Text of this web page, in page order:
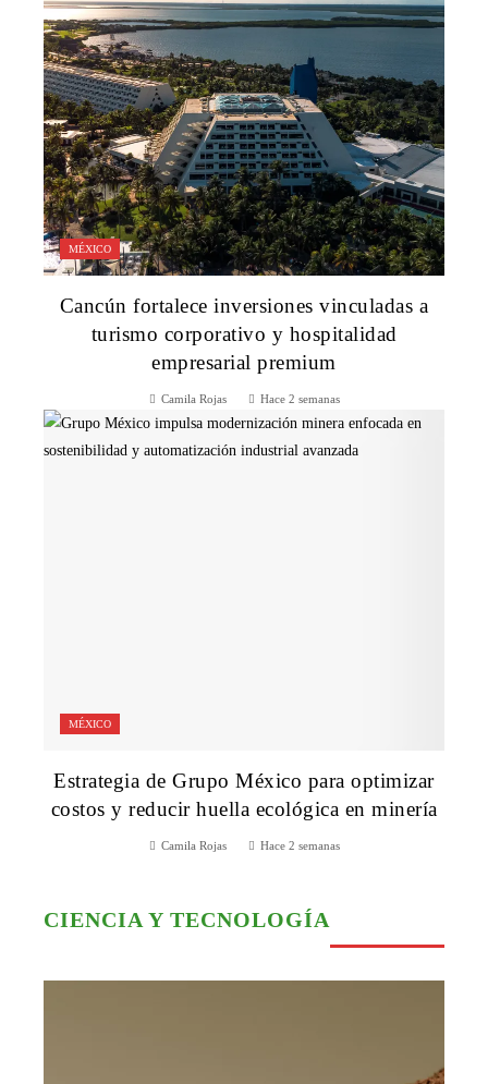
MÉXICO
Cancún fortalece inversiones vinculadas a
turismo corporativo y hospitalidad
empresarial premium
Camila Rojas Hace 2 semanas
MÉXICO
Estrategia de Grupo México para optimizar
costos y reducir huella ecológica en minería
Camila Rojas Hace 2 semanas
CIENCIA Y TECNOLOGÍA